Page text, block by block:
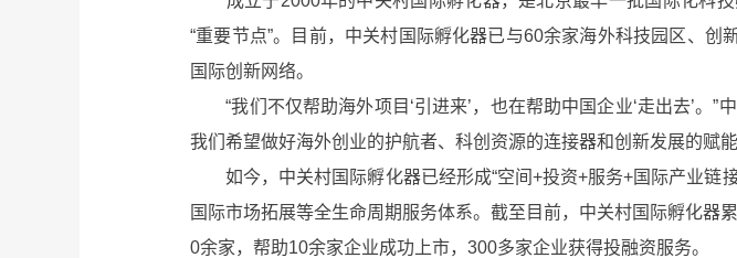
“重要节点”。目前，中关村国际孵化器已与60余家海外科技园区、
国际创新网络。
“我们不仅帮助海外项目‘引进来’，也在帮助中国企业‘走出去’。”
我们希望做好海外创业的护航者、科创资源的连接器和创新发展的赋
如今，中关村国际孵化器已经形成“空间+投资+服务+国际产业链
国际市场拓展等全生命周期服务体系。截至目前，中关村国际孵化
0余家，帮助10余家企业成功上市，300多家企业获得投融资服务。